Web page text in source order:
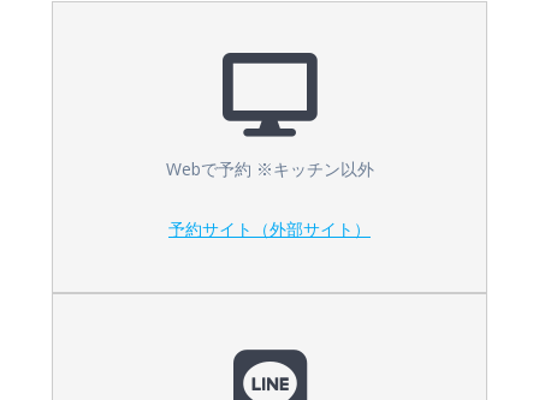
Webで予約 ※キッチン以外
予約サイト（外部サイト）